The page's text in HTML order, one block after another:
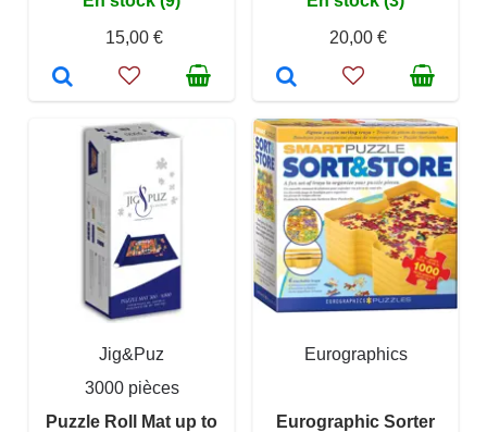
15,00 €
20,00 €
Jig&Puz
3000 pièces
Puzzle Roll Mat up to
Eurographics
Eurographic Sorter